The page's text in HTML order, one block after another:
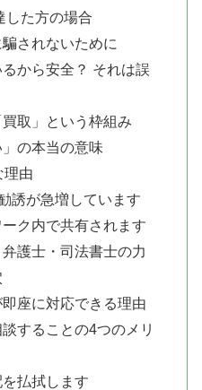
した方の場合
騙されないために
るから安全？ それは誤
取」という枠組み
」の本当の意味
理由
誘が急増しています
ク内で共有されます
護士・司法書士の力
座に対応できる理由
することの4つのメリ
払拭します